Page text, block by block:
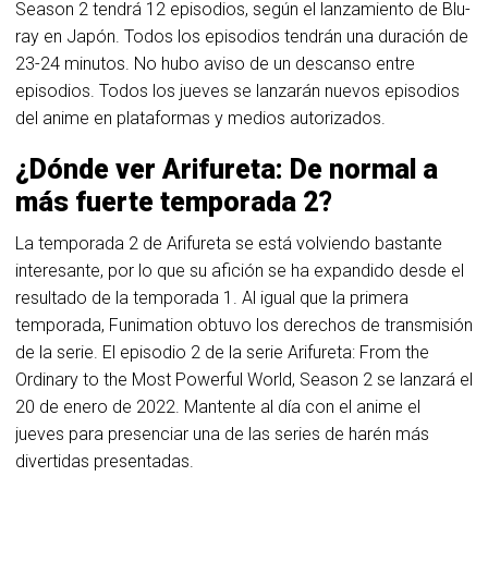
Season 2 tendrá 12 episodios, según el lanzamiento de Blu-
ray en Japón. Todos los episodios tendrán una duración de
23-24 minutos. No hubo aviso de un descanso entre
episodios. Todos los jueves se lanzarán nuevos episodios
del anime en plataformas y medios autorizados.
¿Dónde ver Arifureta: De normal a
más fuerte temporada 2?
La temporada 2 de Arifureta se está volviendo bastante
interesante, por lo que su afición se ha expandido desde el
resultado de la temporada 1. Al igual que la primera
temporada, Funimation obtuvo los derechos de transmisión
de la serie. El episodio 2 de la serie Arifureta: From the
Ordinary to the Most Powerful World, Season 2 se lanzará el
20 de enero de 2022. Mantente al día con el anime el
jueves para presenciar una de las series de harén más
divertidas presentadas.